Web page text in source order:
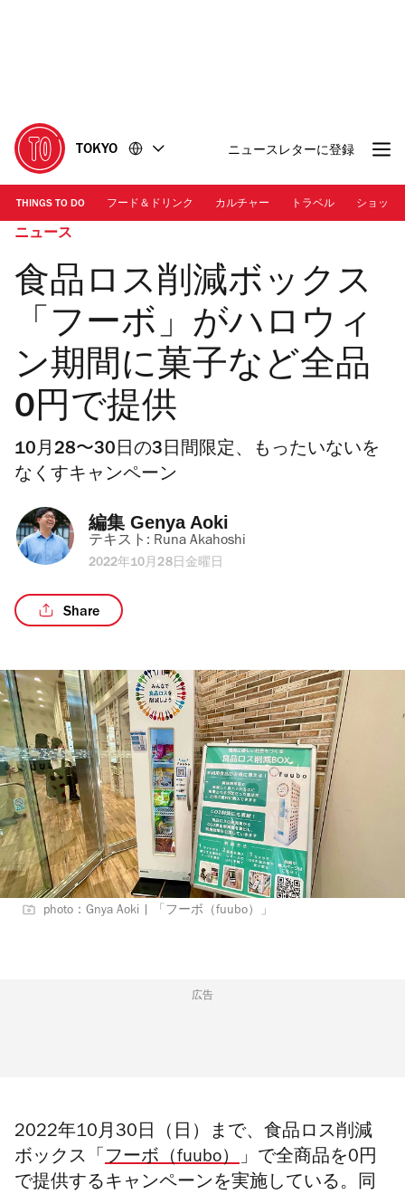
に
移
動
移
動
TOKYO ニュースレターに登録
THINGS TO DO フード＆ドリンク カルチャー トラベル ショッピ
ニュース
食品ロス削減ボックス
「フーボ」がハロウィ
ン期間に菓子など全品
0円で提供
10月28〜30日の3日間限定、もったいないを
なくすキャンペーン
編集 Genya Aoki
テキスト: Runa Akahoshi
2022年10月28日金曜日
Share
photo：Gnya Aoki | 「フーボ（fuubo）」
広告
2022年10月30日（日）まで、食品ロス削減
ボックス「 フーボ（fuubo）」で全商品を0円
で提供するキャンペーンを実施している。同